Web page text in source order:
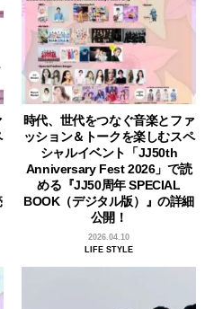
時代、世代をつなぐ音楽とファ
ッション＆トークを楽しむスペ
シャルイベント「JJ50th
Anniversary Fest 2026」で読
める『JJ50周年 SPECIAL
BOOK（デジタル版）』の詳細
公開！
2026.04.10
LIFE STYLE